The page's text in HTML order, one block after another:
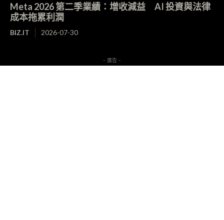
Meta 2026 第二季業績：增收減益 AI 投資與法律
成本拖累利潤
BIZ.IT 2026-07-30
- 廣告 -